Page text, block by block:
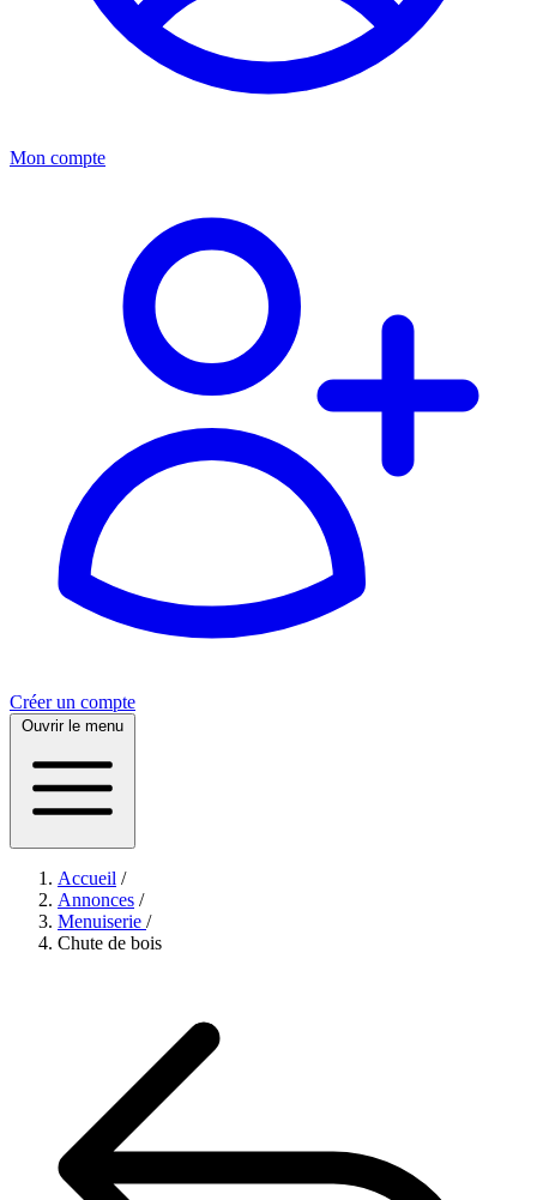
Mon compte
Créer un compte
Ouvrir le menu
Accueil /
Annonces /
Menuiserie /
Chute de bois